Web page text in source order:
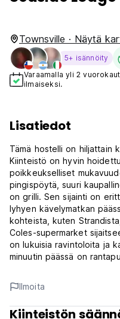
Townsville · Näytä
5+ isännöity
Varaamalla yli 2
ilmaiseksi.
Lisatiedot
Tämä hostelli on hiljattain
Kiinteistö on hyvin
poikkeukselliset
pingispöytä, suuri
on grilli. Sen sijainti on
lyhyen kävelymatkan
kohteista, kuten
Coles-supermarket
on lukuisia ravintoloita ja
minuutin päässä on
*** Huomaa, että tämä
sinulle lähetetään
Ilmoita
Kiinteistön